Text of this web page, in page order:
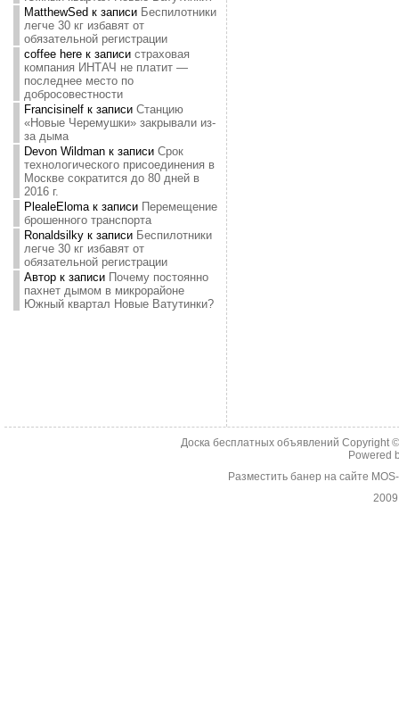
MatthewSed к записи Беспилотники
легче 30 кг избавят от
обязательной регистрации
coffee hereк записи страховая
компания ИНТАЧ не платит —
последнее место по
добросовестности
Francisinelfк записи Станцию
«Новые Черемушки» закрывали из-
за дыма
Devon Wildmanк записи Срок
технологического присоединения в
Москве сократится до 80 дней в
2016 г.
PlealeElomaк записи Перемещение
брошенного транспорта
Ronaldsilkyк записи Беспилотники
легче 30 кг избавят от
обязательной регистрации
Авторк записи Почему постоянно
пахнет дымом в микрорайоне
Южный квартал Новые Ватутинки?
Доска бесплатных объявлений Copyright
Powered
Разместить банер на сайте